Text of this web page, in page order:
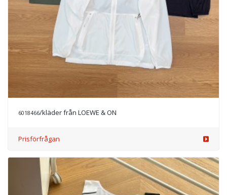
6018466/kläder från LOEWE & ON
Prisförfrågan